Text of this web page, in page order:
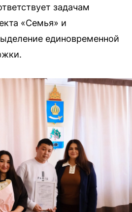
задачам
«Семья» и
единовременной